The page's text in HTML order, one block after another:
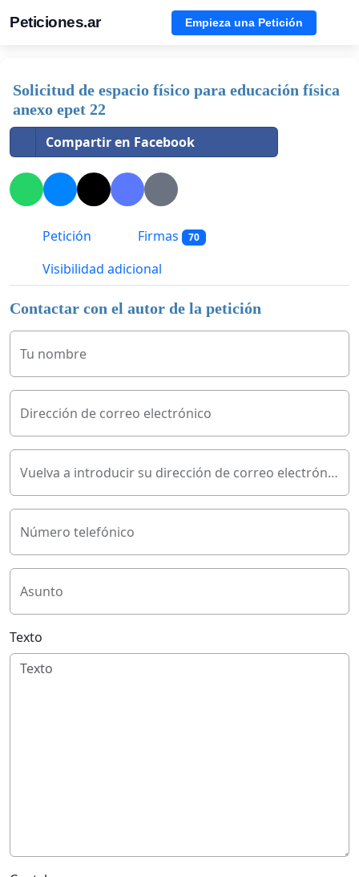
Peticiones.ar Empieza una Petición
Solicitud de espacio físico para educación física
anexo epet 22
Compartir en Facebook
Petición Firmas 70
Visibilidad adicional
Contactar con el autor de la petición
Tu nombre
Dirección de correo electrónico
Vuelva a introducir su dirección de correo electrónico
Número telefónico
Asunto
Texto